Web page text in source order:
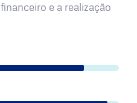
e a realização